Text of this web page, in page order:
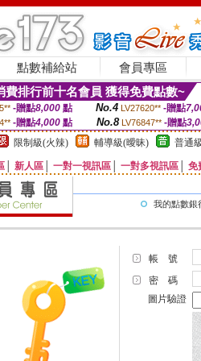
點數補給站 會員專區
費排行前十名會員 獲得免費點數~
-贈點8,000點 No.4 LV27620** -贈點
-贈點4,000 點 No.8 LV76847** -贈點
限制級(火辣) 輔導級(曖昧) 普通
新人區 一對一視訊區 一對多視訊區 免
我的點數銀
帳 號
密 碼
圖片驗證